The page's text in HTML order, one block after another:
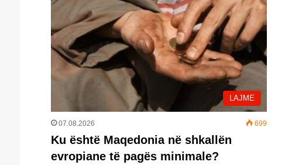
LAJME
07.08.2026 699
Ku është Maqedonia në shkallën
evropiane të pagës minimale?